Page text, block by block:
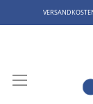
springen